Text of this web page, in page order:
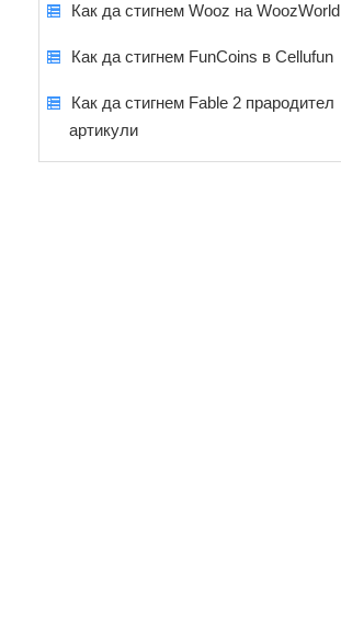
Как да стигнем Wooz на WoozWorld
Как да стигнем FunCoins в Cellufun
Как да стигнем Fable 2 прародител
артикули